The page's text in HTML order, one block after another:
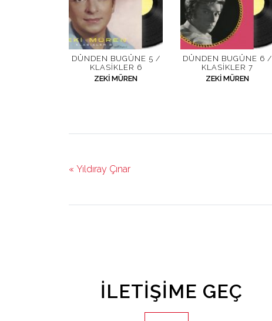
DÜNDEN BUGÜNE 5 /
KLASIKLER 6
ZEKI MÜREN
DÜNDEN BUGÜNE 6 /
KLASIKLER 7
ZEKI MÜREN
« Yıldıray Çınar
İLETIŞIME GEÇ